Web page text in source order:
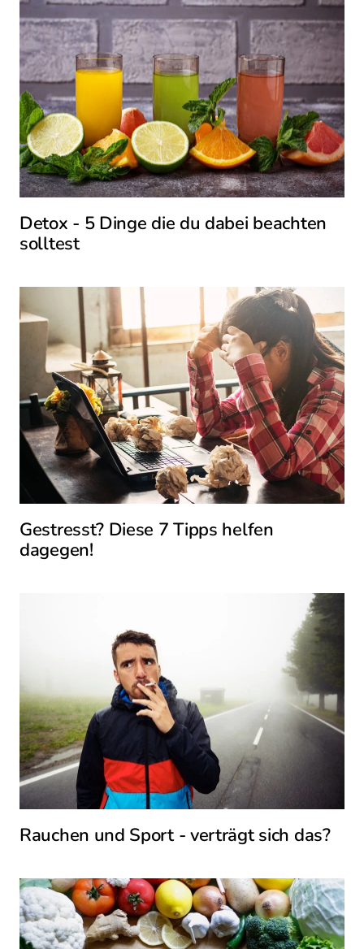
Detox - 5 Dinge die du dabei beachten
solltest
Gestresst? Diese 7 Tipps helfen
dagegen!
Rauchen und Sport - verträgt sich das?